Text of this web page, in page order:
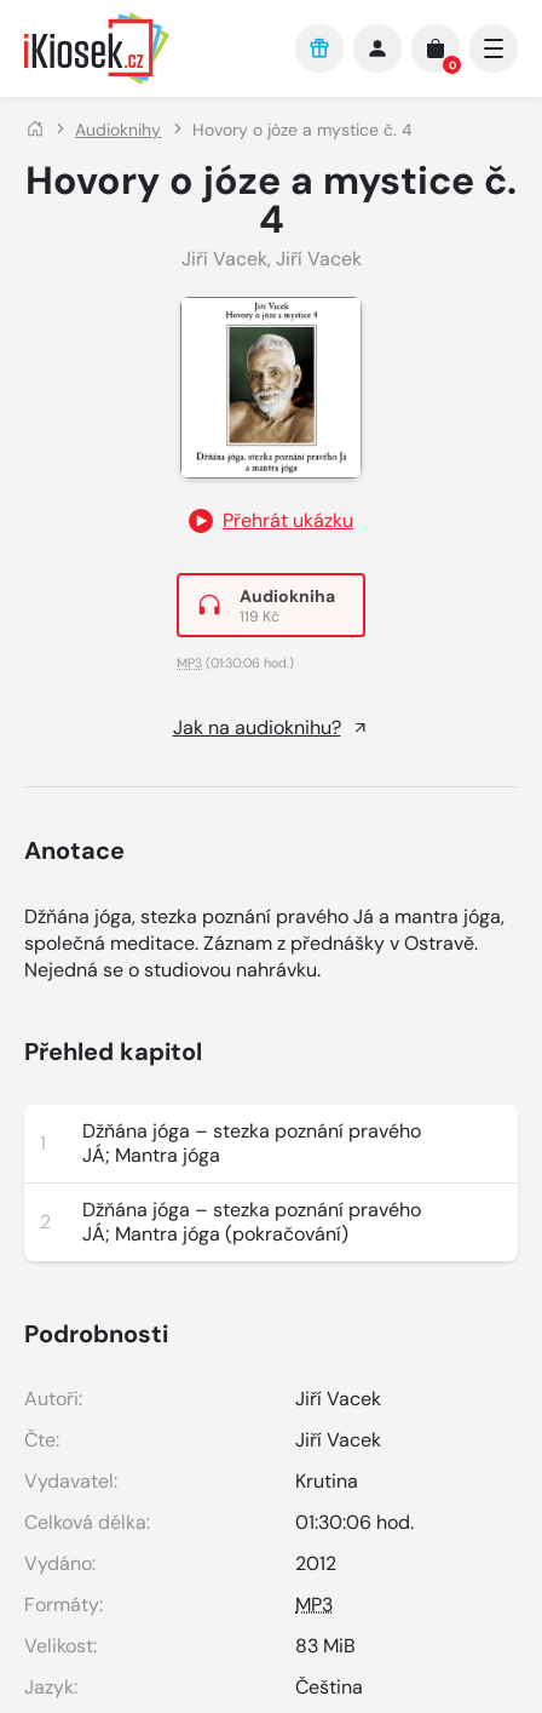
Přejít na hlavní obsah
0
Audioknihy Hovory o józe a mystice č. 4
Hovory o józe a mystice č.
4
Jiří Vacek, Jiří Vacek
Přehrát ukázku
Audiokniha
119 Kč
MP3 (01:30:06 hod.)
Jak na audioknihu?
Anotace
Džňána jóga, stezka poznání pravého Já a mantra jóga,
společná meditace. Záznam z přednášky v Ostravě.
Nejedná se o studiovou nahrávku.
Přehled kapitol
1
Džňána jóga – stezka poznání pravého
JÁ; Mantra jóga
2
Džňána jóga – stezka poznání pravého
JÁ; Mantra jóga (pokračování)
Podrobnosti
Autoři:
Jiří Vacek
Čte:
Jiří Vacek
Vydavatel:
Krutina
Celková délka:
01:30:06 hod.
Vydáno:
2012
Formáty:
MP3
Velikost:
83 MiB
Jazyk:
Čeština